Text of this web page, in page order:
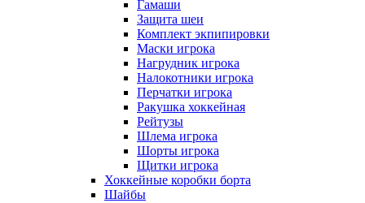
Гамаши
Защита шеи
Комплект экпипировки
Маски игрока
Нагрудник игрока
Налокотники игрока
Перчатки игрока
Ракушка хоккейная
Рейтузы
Шлема игрока
Шорты игрока
Щитки игрока
Хоккейные коробки борта
Шайбы